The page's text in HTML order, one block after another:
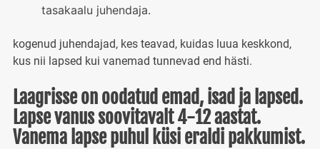
tasakaalu juhendaja.
kogenud juhendajad, kes teavad, kuidas luua keskkond,
kus nii lapsed kui vanemad tunnevad end hästi.
Laagrisse on oodatud emad, isad ja lapsed.
Lapse vanus soovitavalt 4-12 aastat.
Vanema lapse puhul küsi eraldi pakkumist.